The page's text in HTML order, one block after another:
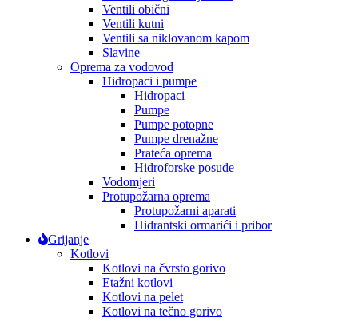
Ventili obični
Ventili kutni
Ventili sa niklovanom kapom
Slavine
Oprema za vodovod
Hidropaci i pumpe
Hidropaci
Pumpe
Pumpe potopne
Pumpe drenažne
Prateća oprema
Hidroforske posude
Vodomjeri
Protupožarna oprema
Protupožarni aparati
Hidrantski ormarići i pribor
Grijanje
Kotlovi
Kotlovi na čvrsto gorivo
Etažni kotlovi
Kotlovi na pelet
Kotlovi na tečno gorivo